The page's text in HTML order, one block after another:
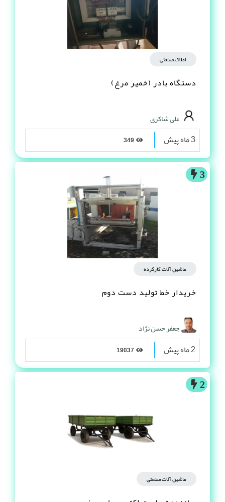
املاک صنعتی
دستگاه بادر (خمیر مرغ)
علی شاکری
3 ماه پیش
3
ماشین آلات کارکرده
خریدار خط تولید دست دوم
جعفر حسن نژاد
2 ماه پیش
2
ماشین آلات صنعتی